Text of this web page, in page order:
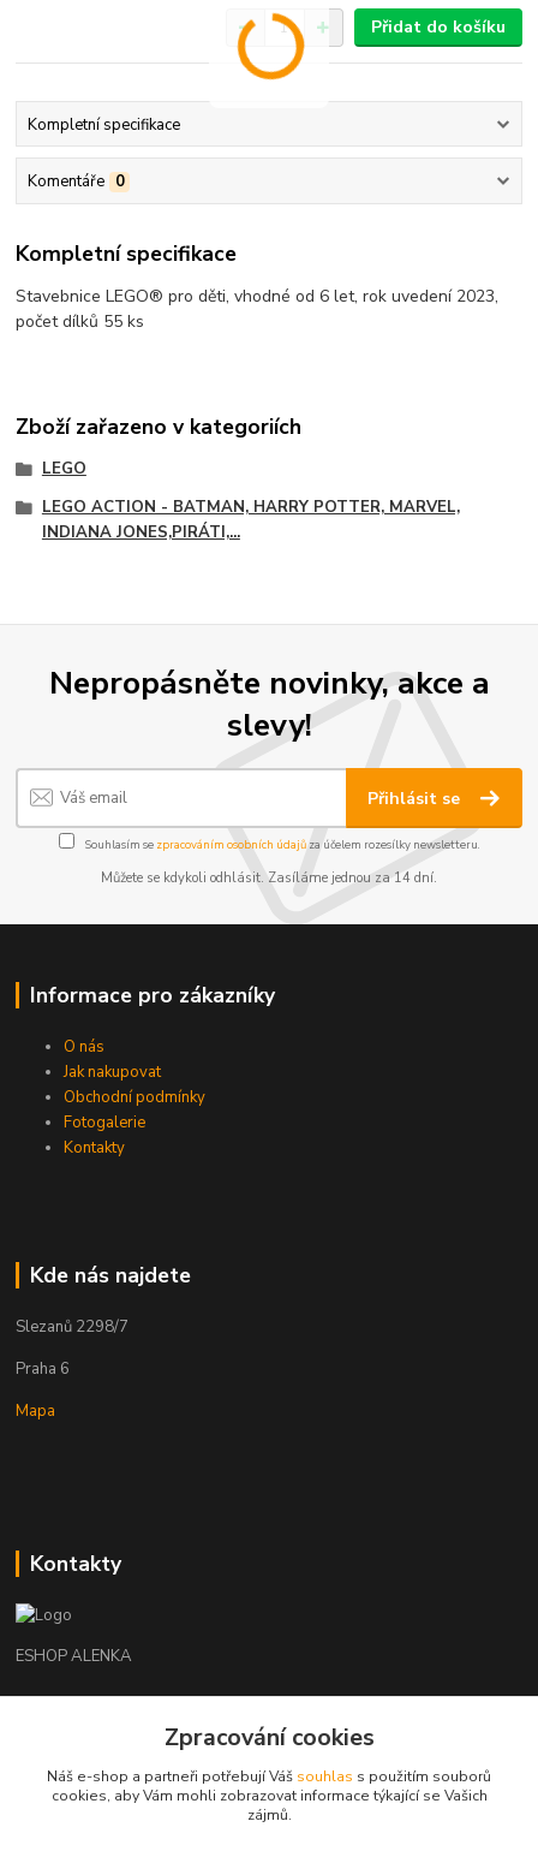
Přidat do košíku
Kompletní specifikace
Komentáře 0
Kompletní specifikace
Stavebnice LEGO® pro děti, vhodné od 6 let, rok uvedení 2023,
počet dílků 55 ks
Zboží zařazeno v kategoriích
LEGO
LEGO ACTION - BATMAN, HARRY POTTER, MARVEL,
INDIANA JONES,PIRÁTI,...
Nepropásněte novinky, akce a
slevy!
Přihlásit se
Souhlasím se zpracováním osobních údajůza účelem rozesílky newsletteru.
Můžete se kdykoli odhlásit. Zasíláme jednou za 14 dní.
Informace pro zákazníky
O nás
Jak nakupovat
Obchodní podmínky
Fotogalerie
Kontakty
Kde nás najdete
Slezanů 2298/7
Praha 6
Mapa
Kontakty
ESHOP ALENKA
+420602541312
orechovka@inmes.cz
Zpracování cookies
Náš e-shop a partneři potřebují Váš souhlas s použitím souborů
cookies, aby Vám mohli zobrazovat informace týkající se Vašich
zájmů.